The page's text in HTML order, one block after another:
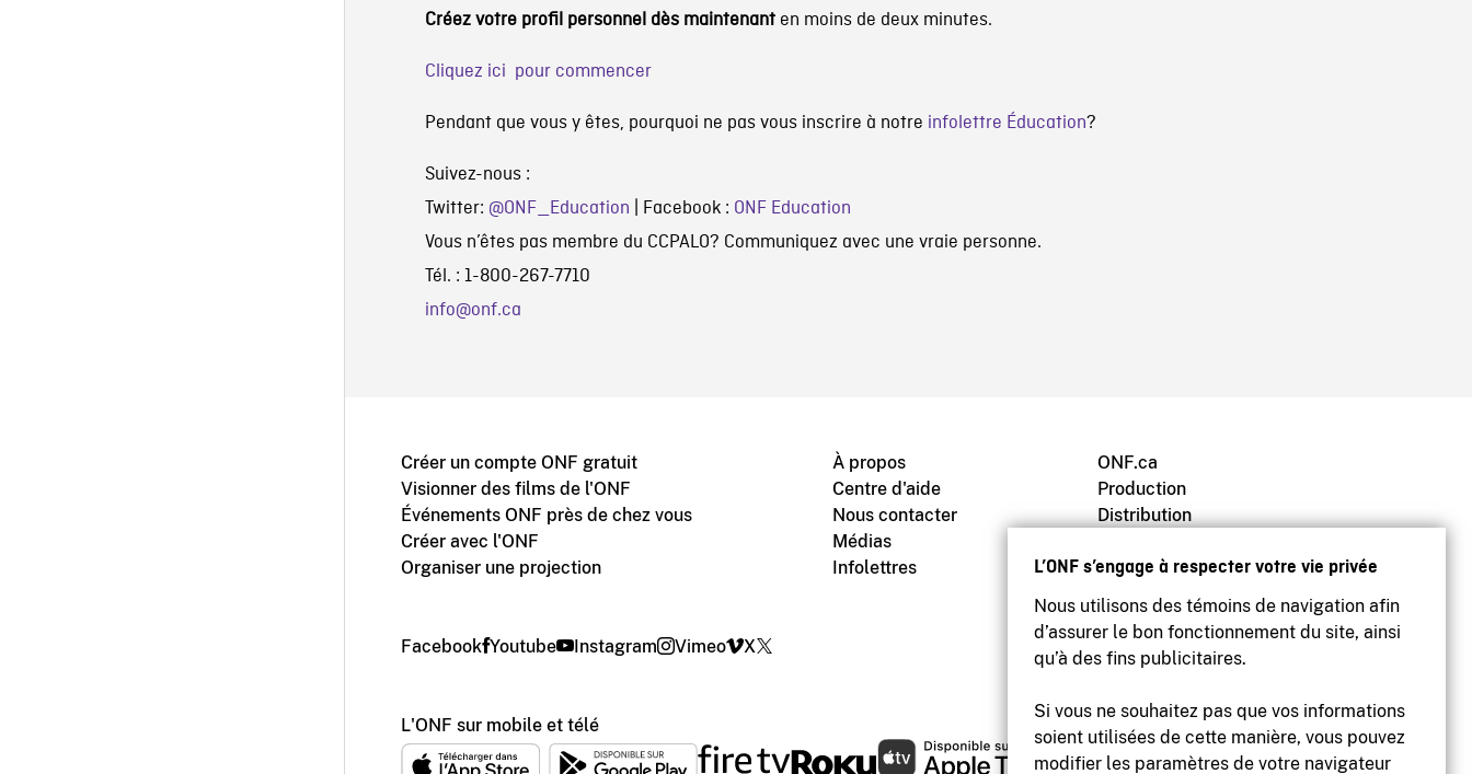
L’ONF s’engage à respecter votre vie privée
Nous utilisons des témoins de navigation afin
d’assurer le bon fonctionnement du site, ainsi
qu’à des fins publicitaires.
Si vous ne souhaitez pas que vos informations
soient utilisées de cette manière, vous pouvez
modifier les paramètres de votre navigateur
Créez votre profil personnel dès maintenanten moins de deux minutes.
Cliquez ici pour commencer
Pendant que vous y êtes, pourquoi ne pas vous inscrire à notre infolettre Éducation?
Suivez-nous :
Twitter: @ONF_Education | Facebook : ONF Education
Vous n’êtes pas membre du CCPALO? Communiquez avec une vraie personne.
Tél. : 1-800-267-7710
info@onf.ca
Créer un compte ONF gratuit
Visionner des films de l'ONF
Événements ONF près de chez vous
Créer avec l'ONF
Organiser une projection
À propos
Centre d'aide
Nous contacter
Médias
Infolettres
ONF.ca
Production
Distribution
Archives
Facebook Youtube Instagram Vimeo X
L'ONF sur mobile et télé